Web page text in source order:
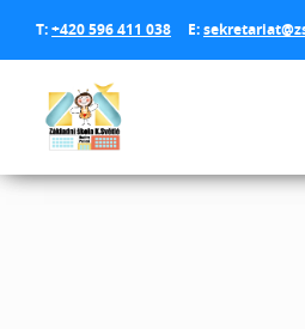
T:+420 596 411 038 E: